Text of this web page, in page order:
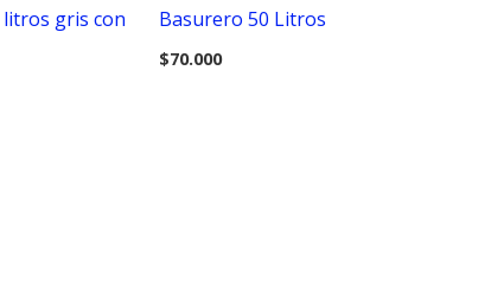
gris con
Basurero 50 Litros
$70.000